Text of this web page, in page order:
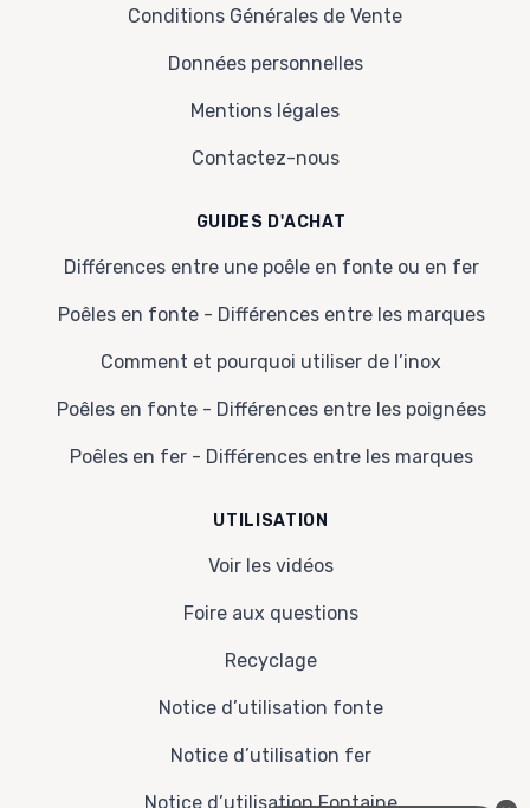
Conditions Générales de Vente
Données personnelles
Mentions légales
Contactez-nous
GUIDES D'ACHAT
Différences entre une poêle en fonte ou en fer
Poêles en fonte - Différences entre les marques
Comment et pourquoi utiliser de l’inox
Poêles en fonte - Différences entre les poignées
Poêles en fer - Différences entre les marques
UTILISATION
Voir les vidéos
Foire aux questions
Recyclage
Notice d’utilisation fonte
Notice d’utilisation fer
Notice d’utilisation Fontaine